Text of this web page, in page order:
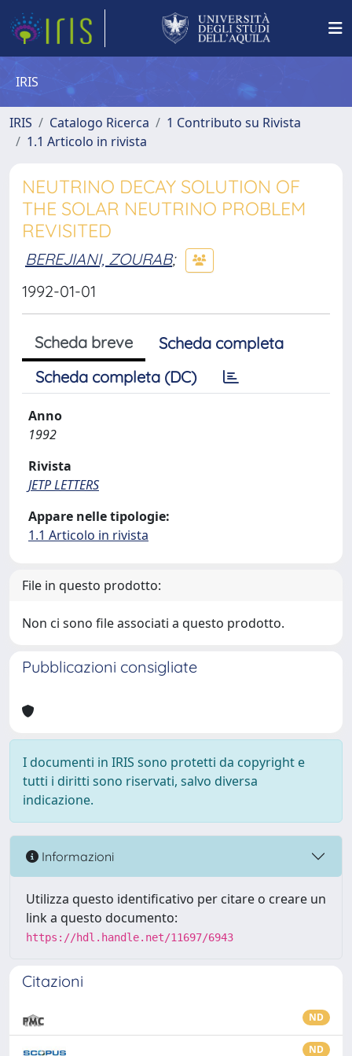
IRIS
IRIS Catalogo Ricerca
1 Contributo su Rivista
1.1 Articolo in rivista
NEUTRINO DECAY SOLUTION OF
THE SOLAR NEUTRINO PROBLEM
REVISITED
BEREJIANI, ZOURAB;
1992-01-01
Scheda breve
Scheda completa
Scheda completa (DC)
Anno
1992
Rivista
JETP LETTERS
Appare nelle tipologie:
1.1 Articolo in rivista
File in questo prodotto:
Non ci sono file associati a questo prodotto.
Pubblicazioni consigliate
I documenti in IRIS sono protetti da copyright e
tutti i diritti sono riservati, salvo diversa
indicazione.
Informazioni
Utilizza questo identificativo per citare o creare un
link a questo documento:
https://hdl.handle.net/11697/6943
Citazioni
ND
ND